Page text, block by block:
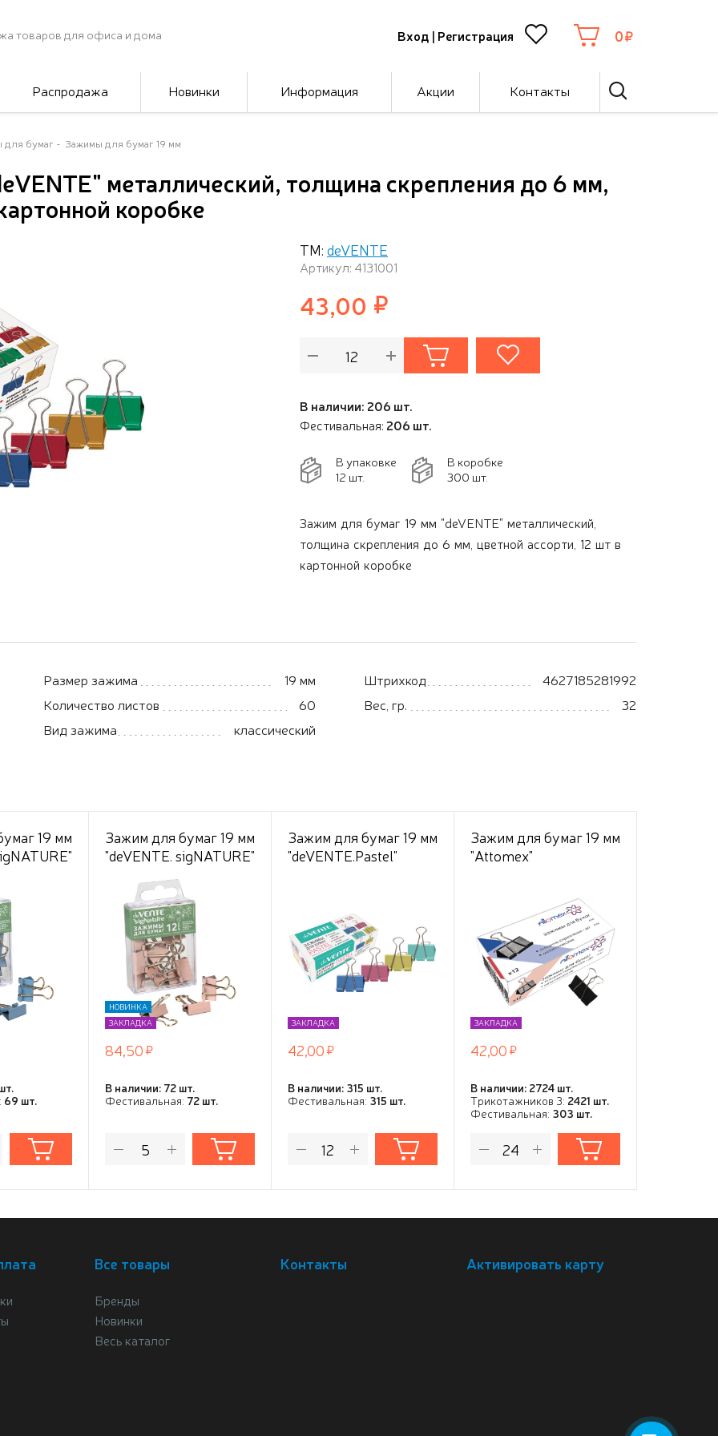
товаров для офиса и дома Вход | Регистрация 0
Распродажа Новинки Информация Акции Контакты
для бумаг Зажимы для бумаг 19 мм
металлический, толщина скрепления до 6 мм,
коробке
ТМ: deVENTE
Артикул: 4131001
43,00
В наличии: 206 шт.
Фестивальная: 206 шт.
В упаковке
12 шт.
В коробке
300 шт.
Зажим для бумаг 19 мм "deVENTE" металлический,
толщина скрепления до 6 мм, цветной ассорти, 12 шт в
картонной коробке
Размер зажима
19 мм
Количество листов
60
Вид зажима
классический
Штрихкод
4627185281992
Вес, гр.
32
19 мм
в
коробке,
69 шт.
Зажим для бумаг 19 мм
"deVENTE. sigNATURE"
розовый, толщина
скрепления до 8 мм, 12
шт в пластиковой
коробке,
НОВИНКА
ЗАКЛАДКА
84,50
В наличии: 72 шт.
Фестивальная: 72 шт.
Зажим для бумаг 19 мм
"deVENTE.Pastel"
шт в картонной
коробке
ЗАКЛАДКА
42,00
В наличии: 315 шт.
Фестивальная: 315 шт.
Зажим для бумаг 19 мм
"Attomex"
до 7 мм, черный,
ЗАКЛАДКА
42,00
В наличии: 2724 шт.
Трикотажников 3: 2421 шт.
Фестивальная: 303 шт.
Все товары
Бренды
Новинки
Весь каталог
Контакты Активировать карту